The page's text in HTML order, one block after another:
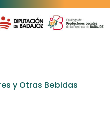
y Otras Bebidas